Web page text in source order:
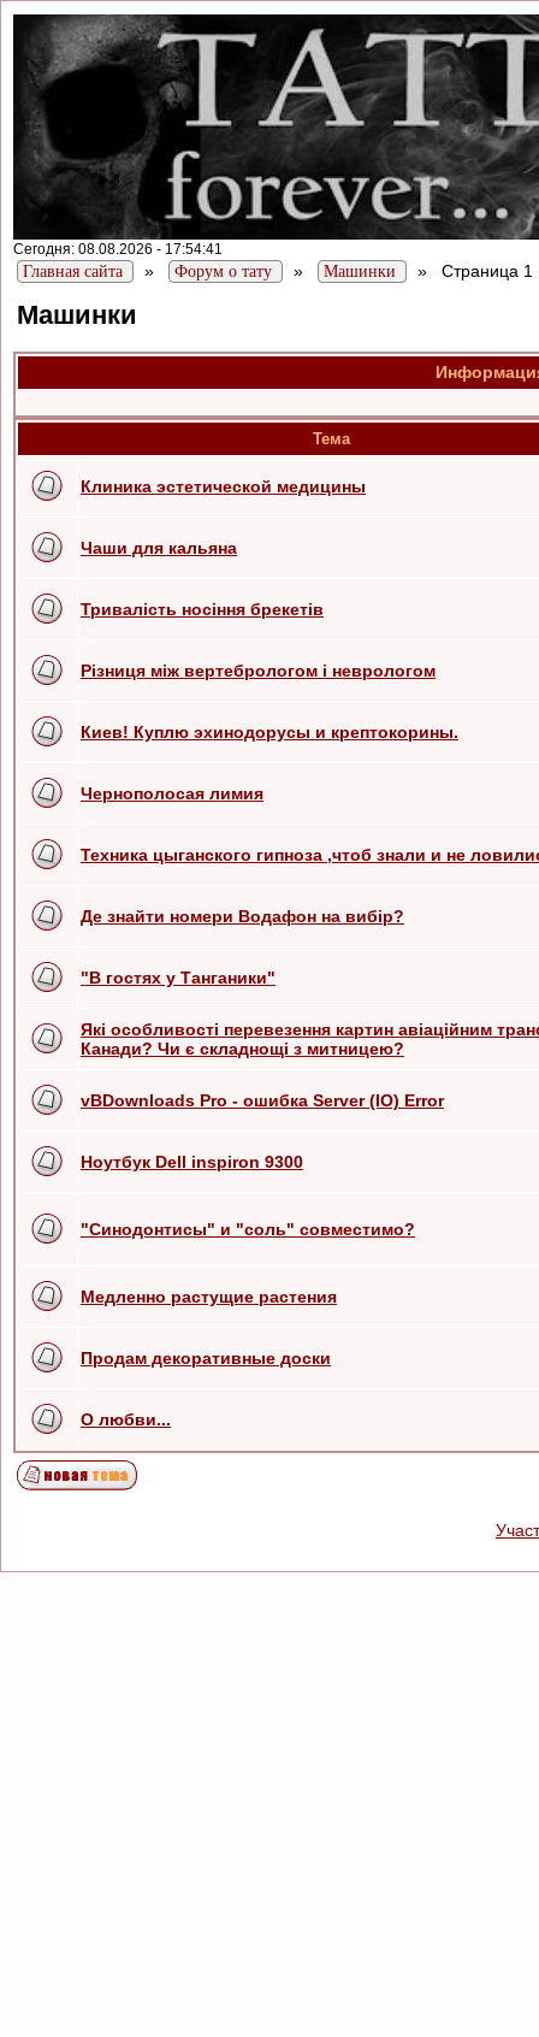
Сегодня: 08.08.2026 - 17:54:41
Главная сайта » Форум о тату » Машинки » Страница 1
Машинки
Тема
Клиника эстетической медицины
Чаши для кальяна
Тривалість носіння брекетів
Різниця між вертебрологом і неврологом
Киев! Куплю эхинодорусы и крептокорины.
Чернополосая лимия
Техника цыганского гипноза ,чтоб знали и не
Де знайти номери Водафон на вибір?
"В гостях у Танганики"
Які особливості перевезення картин авіаційним
Канади? Чи є складнощі з митницею?
vBDownloads Pro - ошибка Server (IO) Error
Ноутбук Dell inspiron 9300
"Синодонтисы" и "соль" совместимо?
Медленно растущие растения
Продам декоративные доски
О любви...